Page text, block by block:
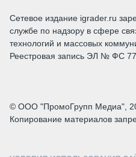
Сетевое издание igrader.ru
службе по надзору в сфере
технологий и массовых
Реестровая запись ЭЛ № ФС
© ООО "ПромоГрупп Медиа",
Копирование материалов